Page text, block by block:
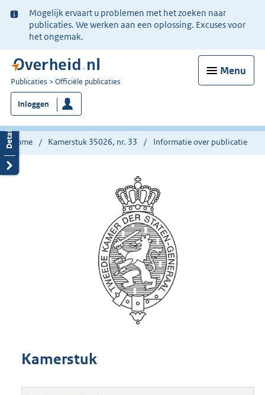
Ter
informatie:
Mogelijk ervaart u problemen met het zoeken naar
publicaties. We werken aan een oplossing. Excuses voor
het ongemak.
Menu
U
bent
nu
hier:
Publicaties Officiële publicaties
Inloggen
Home Kamerstuk 35026, nr. 33 Informatie over publicatie
Kamerstuk